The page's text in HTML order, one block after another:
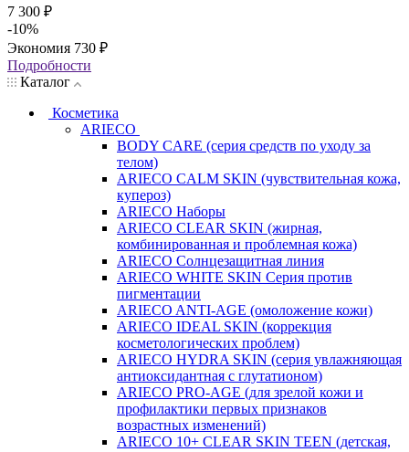
7 300 ₽
-10%
Экономия 730 ₽
Подробности
Каталог
Косметика
ARIECO
BODY CARE (серия средств по уходу за
телом)
ARIECO CALM SKIN (чувствительная кожа,
купероз)
ARIECO Наборы
ARIECO CLEAR SKIN (жирная,
комбинированная и проблемная кожа)
ARIECO Солнцезащитная линия
ARIECO WHITE SKIN Серия против
пигментации
ARIECO ANTI-AGE (омоложение кожи)
ARIECO IDEAL SKIN (коррекция
косметологических проблем)
ARIECO HYDRA SKIN (серия увлажняющая
антиоксидантная с глутатионом)
ARIECO PRO-AGE (для зрелой кожи и
профилактики первых признаков
возрастных изменений)
ARIECO 10+ CLEAR SKIN TEEN (детская,